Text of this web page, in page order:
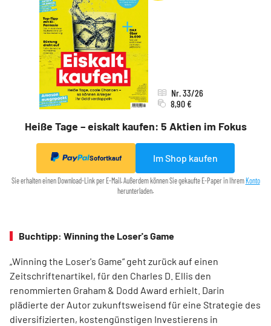
Heiße Tage – eiskalt kaufen: 5 Aktien im Fokus
Nr. 33/26
8,90 €
Sofortkauf Im Shop kaufen
Sie erhalten einen Download-Link per E-Mail. Außerdem können Sie gekaufte E-Paper in Ihrem Konto
herunterladen.
Buchtipp: Winning the Loser's Game
„Winning the Loser's Game“ geht zurück auf einen
Zeitschriftenartikel, für den Charles D. Ellis den
renommierten Graham & Dodd Award erhielt. Darin
plädierte der Autor zukunftsweisend für eine Strategie des
diversifizierten, kostengünstigen Investierens in